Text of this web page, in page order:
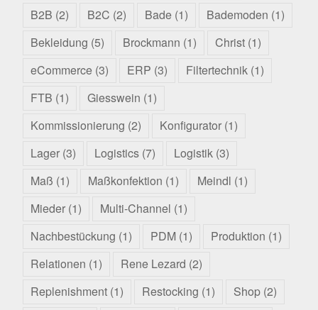
B2B (2) B2C (2) Bade (1) Bademoden (1)
Bekleidung (5) Brockmann (1) Christ (1)
eCommerce (3) ERP (3) Filtertechnik (1)
FTB (1) Giesswein (1)
Kommissionierung (2) Konfigurator (1)
Lager (3) Logistics (7) Logistik (3)
Maß (1) Maßkonfektion (1) Meindl (1)
Mieder (1) Multi-Channel (1)
Nachbestückung (1) PDM (1) Produktion (1)
Relationen (1) Rene Lezard (2)
Replenishment (1) Restocking (1) Shop (2)